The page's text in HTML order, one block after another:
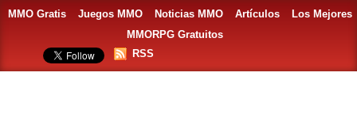
MMO Gratis Juegos MMO Noticias MMO Artículos
Los Mejores
MMORPG Gratuitos
RSS